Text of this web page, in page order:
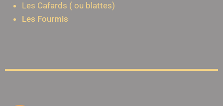
Les Cafards ( ou blattes)
Les Fourmis